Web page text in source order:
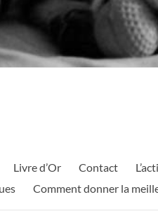
Livre d’Or Contact
Comment donner la